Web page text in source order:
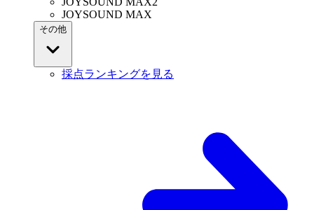
JOYSOUND MAX
その他
採点ランキングを見る